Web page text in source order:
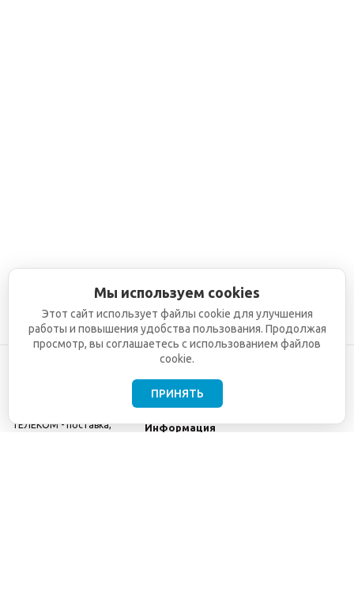
ТЕЛЕКОМ - поставка,
Информация
Мы используем cookies
Этот сайт использует файлы cookie для улучшения
работы и повышения удобства пользования. Продолжая
просмотр, вы соглашаетесь с использованием файлов
cookie.
ПРИНЯТЬ